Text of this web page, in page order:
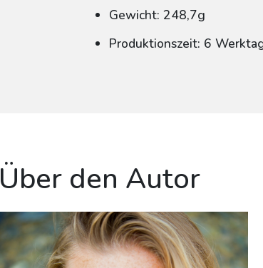
Gewicht: 248,7g
Produktionszeit: 6
Über den Autor